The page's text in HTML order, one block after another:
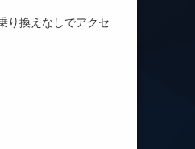
り換えなしでアクセ